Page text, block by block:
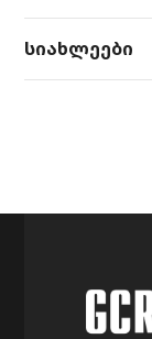
სიახლეები